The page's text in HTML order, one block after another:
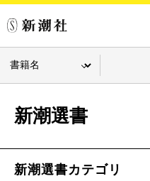
新潮選書
新潮選書カテゴリ